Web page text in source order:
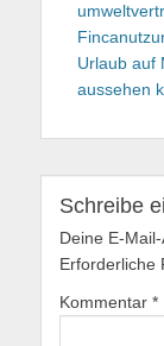
Urlaub auf
aussehen
Schreibe
Deine E-
Erforderliche
Kommentar *